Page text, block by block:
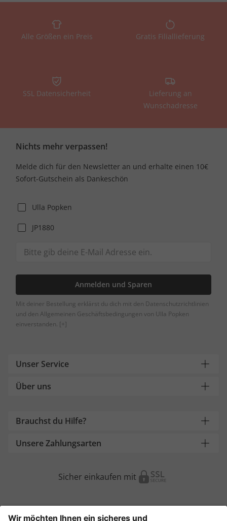
Alle Größen ein Preis Gratis Filiallieferung
SSL Datensicherheit
Lieferung an
Wunschadresse
Nichts mehr verpassen!
Melde dich für den Newsletter an und erhalte einen 10€
Sofort-Gutschein als Dankeschön
Ulla Popken
JP1880
Anmelden und Sparen
Mit deiner Bestellung erklärst du dich mit den Datenschutzrichtlinien
und den Allgemeinen Geschäftsbedingungen von Ulla Popken
einverstanden. [+]
Unser Service
Über uns
Brauchst du Hilfe?
Unsere Zahlungsarten
Sicher einkaufen mit
Weitere Onlineshops